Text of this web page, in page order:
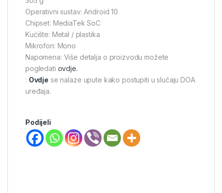
Operativni sustav: Android 10
Chipset: MediaTek SoC
Kućište: Metal / plastika
Mikrofon: Mono
Napomena: Više detalja o proizvodu možete
pogledati ovdje.
: Ovdje se nalaze upute kako postupiti u slučaju DOA
uređaja.
Podijeli